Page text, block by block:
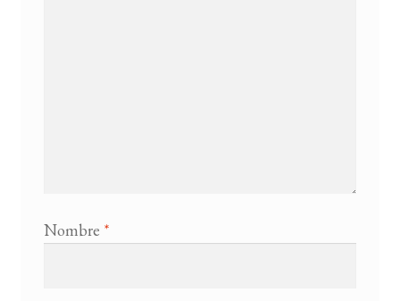
Nombre *